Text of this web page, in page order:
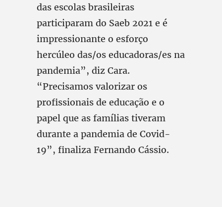
das escolas brasileiras
participaram do Saeb 2021 e é
impressionante o esforço
hercúleo das/os educadoras/es na
pandemia”, diz Cara.
“Precisamos valorizar os
profissionais de educação e o
papel que as famílias tiveram
durante a pandemia de Covid-
19”, finaliza Fernando Cássio.